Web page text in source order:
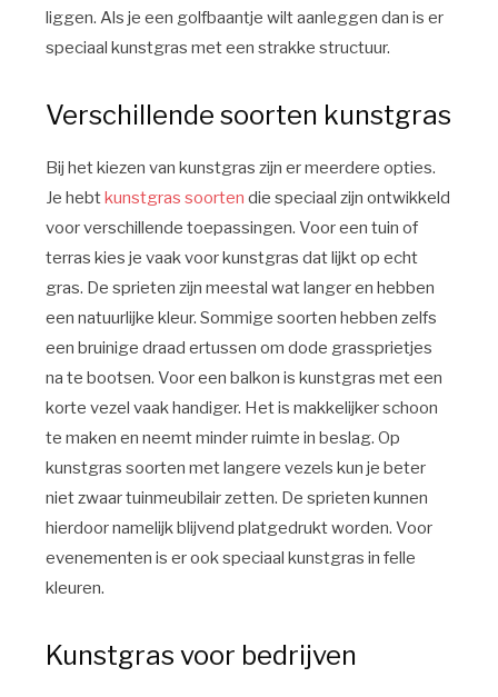
liggen. Als je een golfbaantje wilt aanleggen dan is er
speciaal kunstgras met een strakke structuur.
Verschillende soorten kunstgras
Bij het kiezen van kunstgras zijn er meerdere opties.
Je hebtkunstgras soorten die speciaal zijn ontwikkeld
voor verschillende toepassingen. Voor een tuin of
terras kies je vaak voor kunstgras dat lijkt op echt
gras. De sprieten zijn meestal wat langer en hebben
een natuurlijke kleur. Sommige soorten hebben zelfs
een bruinige draad ertussen om dode grassprietjes
na te bootsen. Voor een balkon is kunstgras met een
korte vezel vaak handiger. Het is makkelijker schoon
te maken en neemt minder ruimte in beslag. Op
kunstgras soorten met langere vezels kun je beter
niet zwaar tuinmeubilair zetten. De sprieten kunnen
hierdoor namelijk blijvend platgedrukt worden. Voor
evenementen is er ook speciaal kunstgras in felle
kleuren.
Kunstgras voor bedrijven